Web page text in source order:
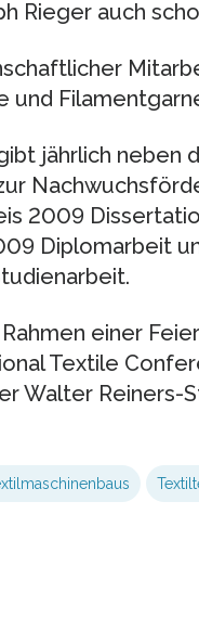
Rieger auch
und
jährlich neben
2009
Diplomarbeit
einer
Textile
Walter Reiners-